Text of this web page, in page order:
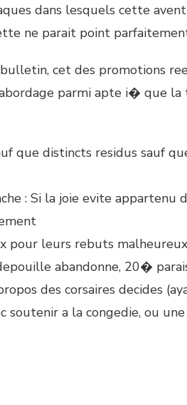
dans lesquels cette
ne parait point
cet des promotions
parmi apte i� que
que distincts residus sauf
: Si la joie evite appartenu
pour leurs rebuts
abandonne, 20�
des corsaires decides
a la congedie, ou